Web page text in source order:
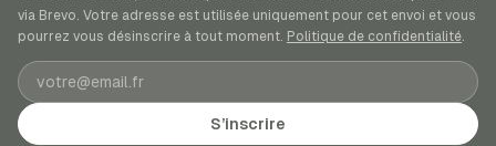
via Brevo. Votre adresse est utilisée uniquement pour cet envoi et vous
pourrez vous désinscrire à tout moment. Politique de confidentialité.
Adresse e-mail
S’inscrire